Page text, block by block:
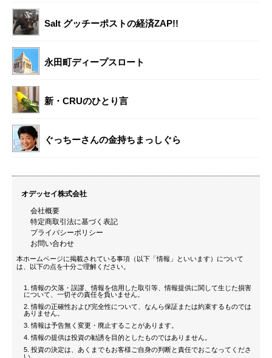
Salt グッチーポストの経済ZAP!!
永田町ディープスロート
新・CRUのひとり言
ぐっちーさんの金持ちまっしぐら
オデッセイ株式会社
会社概要
特定商取引法に基づく表記
プライバシーポリシー
お問い合わせ
本ホームページに掲載されている事項（以下「情報」といいます）について
は、以下の点を十分ご理解ください。
情報の欠落・誤謬、情報を信用した取引等、情報提供に関して生じた損害
について、一切その責任を負いません。
情報の正確性および完全性について、なんら保証または約束するものでは
ありません。
情報は予告無く変更・廃止することがあります。
情報の提供は投資の勧誘を目的としたものではありません。
投資の決定は、あくまでもお客様ご自身の判断と責任でおこなってくださ
い。